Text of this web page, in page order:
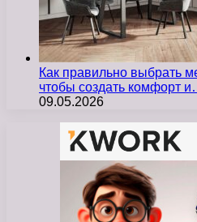
Как правильно выбрать
чтобы создать комфорт
09.05.2026